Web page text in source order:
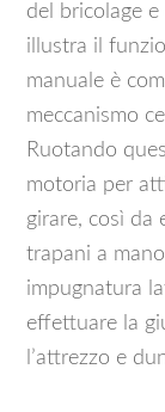
del bricolage
illustra il
manuale è
meccanismo
Ruotando
motoria per
girare, così da
trapani a
impugnatura
effettuare la
l’attrezzo e